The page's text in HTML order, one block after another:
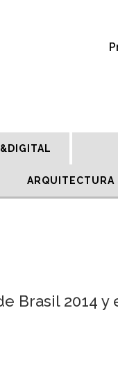
ARQUITECTURA
Brasil 2014 y